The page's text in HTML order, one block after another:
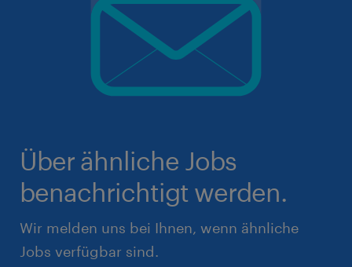
Über ähnliche Jobs
benachrichtigt werden.
Wir melden uns bei Ihnen, wenn ähnliche
Jobs verfügbar sind.